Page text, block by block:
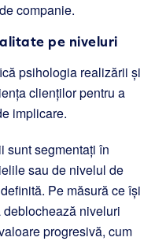
companie.
pe niveluri
psihologia realizării și
clienților pentru a
implicare.
sunt segmentați în
sau de nivelul de
Pe măsură ce își
niveluri
progresivă, cum